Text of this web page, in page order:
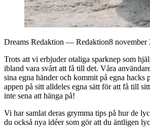
Dreams Redaktion — Redaktion8 november
Trots att vi erbjuder otaliga sparknep som
ibland vara svårt att få till det. Våra
sina egna händer och kommit på egna hacks
appen på sitt alldeles egna sätt för att få till
inte sena att hänga på!
Vi har samlat deras grymma tips på hur de
du också nya idéer som gör att du äntligen